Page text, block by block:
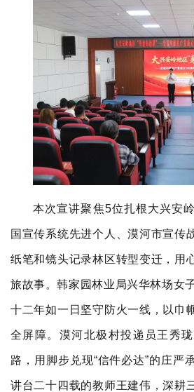
本次宣讲聚焦5位扎根大兴安
国宣传系统先进个人、漠河市宣传
纸笔和镜头记录林区转型变迁，用
旅故事。韩家园林业局兴华林场女
十二年如一日坚守防火一线，以巾
全屏障。漠河北极村投递员王秀
路，用脚步兑现“信件必达”的庄严
讲台二十四载的教师王建伟，深耕